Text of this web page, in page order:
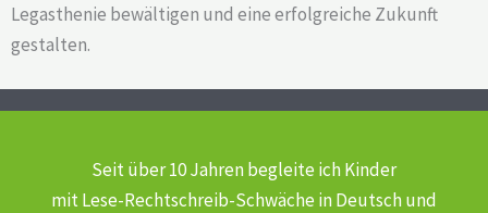
Legasthenie bewältigen und eine erfolgreiche Zukunft
gestalten.
Seit über 10 Jahren begleite ich Kinder
mit Lese-Rechtschreib-Schwächein Deutsch und